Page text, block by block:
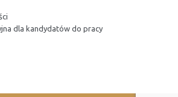
dla kandydatów do pracy